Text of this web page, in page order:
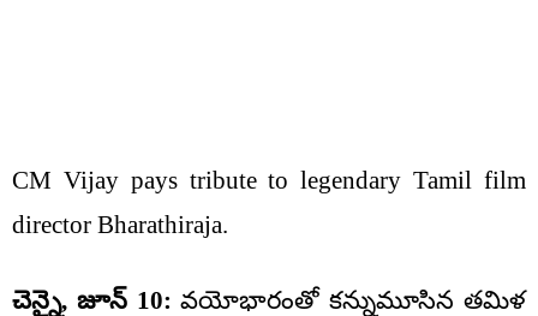
CM Vijay pays tribute to legendary Tamil film
director Bharathiraja.
చెన్నై, జూన్ 10: వయోభారంతో కన్నుమూసిన తమిళ